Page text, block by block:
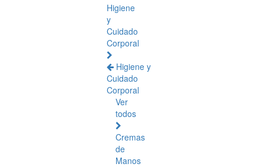
Higiene
y
Cuidado
Corporal
Higiene y
Cuidado
Corporal
Ver
todos
Cremas
de
Manos